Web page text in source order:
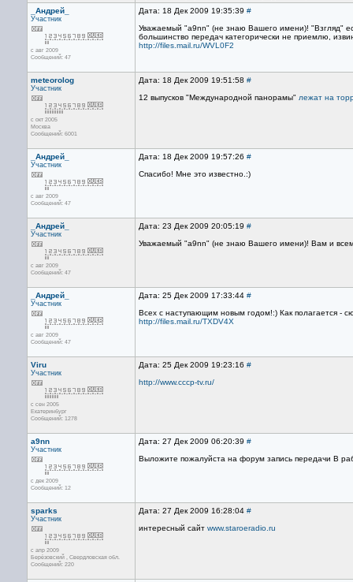
_Андрей_
Участник
с авг 2009
Сообщений: 47
Дата: 18 Дек 2009 19:35:39 #
Уважаемый "a9nn" (не знаю Вашего имени)! "Взгляд"
большинство передач категорически не приемлю,
http://files.mail.ru/WVL0F2
meteorolog
Участник
с окт 2005
Москва
Сообщений: 6001
Дата: 18 Дек 2009 19:51:58 #
12 выпусков "Международной панорамы" лежат на
_Андрей_
Участник
с авг 2009
Сообщений: 47
Дата: 18 Дек 2009 19:57:26 #
Спасибо! Мне это известно.:)
_Андрей_
Участник
с авг 2009
Сообщений: 47
Дата: 23 Дек 2009 20:05:19 #
Уважаемый "a9nn" (не знаю Вашего имени)! Вам и
_Андрей_
Участник
с авг 2009
Сообщений: 47
Дата: 25 Дек 2009 17:33:44 #
Всех с наступающим новым годом!:) Как полагается -
http://files.mail.ru/TXDV4X
Viru
Участник
с сен 2005
Екатеринбург
Сообщений: 1278
Дата: 25 Дек 2009 19:23:16 #
http://www.cccp-tv.ru/
a9nn
Участник
с дек 2009
Сообщений: 12
Дата: 27 Дек 2009 06:20:39 #
Выложите пожалуйста на форум запись передачи В
sparks
Участник
с апр 2009
Берёзовский , Свердловская обл.
Сообщений: 220
Дата: 27 Дек 2009 16:28:04 #
интересный сайт www.staroeradio.ru